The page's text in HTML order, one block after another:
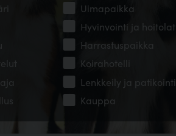
Uimapaikka
Hyvinvointi ja hoitolat
Harrastuspaikka
Koirahotelli
Lenkkeily ja patikointi
Kauppa